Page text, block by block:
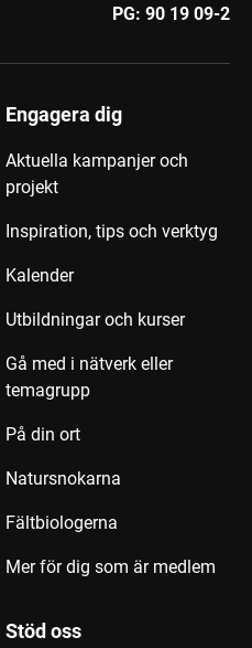
PG: 90 19 09-2
Engagera dig
Aktuella kampanjer och
projekt
Inspiration, tips och verktyg
Kalender
Utbildningar och kurser
Gå med i nätverk eller
temagrupp
På din ort
Natursnokarna
Fältbiologerna
Mer för dig som är medlem
Stöd oss